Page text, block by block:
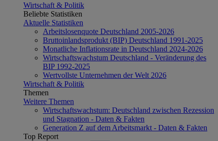
Wirtschaft & Politik
Beliebte Statistiken
Aktuelle Statistiken
Arbeitslosenquote Deutschland 2005-2026
Bruttoinlandsprodukt (BIP) Deutschland 1991-2025
Monatliche Inflationsrate in Deutschland 2024-2026
Wirtschaftswachstum Deutschland - Veränderung des
BIP 1992-2025
Wertvollste Unternehmen der Welt 2026
Wirtschaft & Politik
Themen
Weitere Themen
Wirtschaftswachstum: Deutschland zwischen Rezession
und Stagnation - Daten & Fakten
Generation Z auf dem Arbeitsmarkt - Daten & Fakten
Top Report